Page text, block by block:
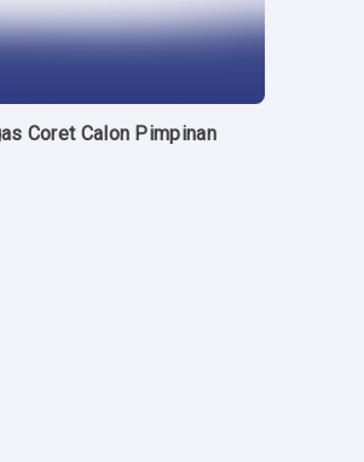
Coret Calon Pimpinan